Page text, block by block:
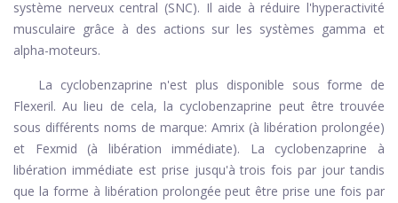
système nerveux central (SNC). Il aide à réduire l'hyperactivité
musculaire grâce à des actions sur les systèmes gamma et
alpha-moteurs.
La cyclobenzaprine n'est plus disponible sous forme de
Flexeril. Au lieu de cela, la cyclobenzaprine peut être trouvée
sous différents noms de marque: Amrix (à libération prolongée)
et Fexmid (à libération immédiate). La cyclobenzaprine à
libération immédiate est prise jusqu'à trois fois par jour tandis
que la forme à libération prolongée peut être prise une fois par